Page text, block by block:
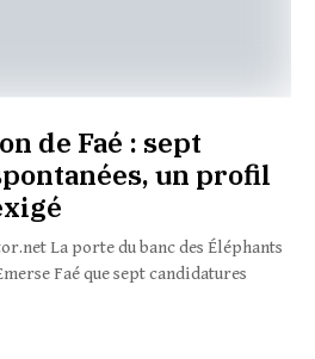
de Faé : sept
un profil
La porte du banc des Éléphants
Faé que sept candidatures